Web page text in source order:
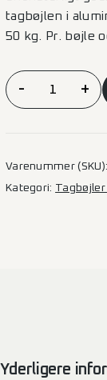
tagbøjlen i
50 kg. Pr. bøjle
Tagbøjler
VK
stk.
- +
Varenummer (SKU):
Kategori:
Yderligere